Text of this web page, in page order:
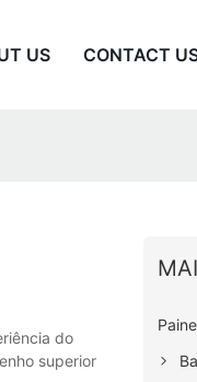
US CONTACT
do
superior